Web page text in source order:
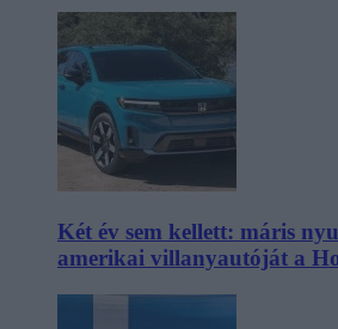
Két év sem kellett: máris
amerikai villanyautóját a